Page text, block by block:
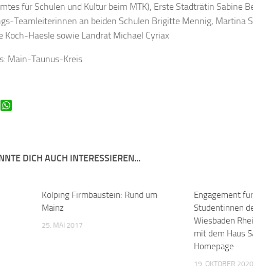
für Schulen und Kultur beim MTK), Erste Stadträtin Sabine
Teamleiterinnen an beiden Schulen Brigitte Mennig, Martina
Koch-Haesle sowie Landrat Michael Cyriax
Main-Taunus-Kreis
Email
DICH AUCH INTERESSIEREN...
Kolping Firmbaustein: Rund um
Mainz
25. MAI 2017
Engagement
Studentinnen
Wiesbaden
mit dem Haus
Homepage
19. OKTOBER 2020